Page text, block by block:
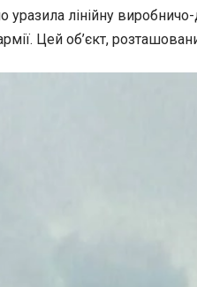
уразила лінійну
Цей об’єкт,